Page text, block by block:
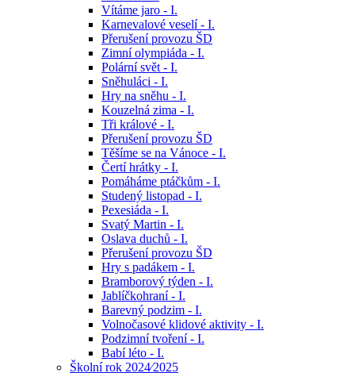
Vítáme jaro - I.
Karnevalové veselí - I.
Přerušení provozu ŠD
Zimní olympiáda - I.
Polární svět - I.
Sněhuláci - I.
Hry na sněhu - I.
Kouzelná zima - I.
Tři králové - I.
Přerušení provozu ŠD
Těšíme se na Vánoce - I.
Čertí hrátky - I.
Pomáháme ptáčkům - I.
Studený listopad - I.
Pexesiáda - I.
Svatý Martin - I.
Oslava duchů - I.
Přerušení provozu ŠD
Hry s padákem - I.
Bramborový týden - I.
Jablíčkohraní - I.
Barevný podzim - I.
Volnočasové klidové aktivity - I.
Podzimní tvoření - I.
Babí léto - I.
Školní rok 2024⁄2025